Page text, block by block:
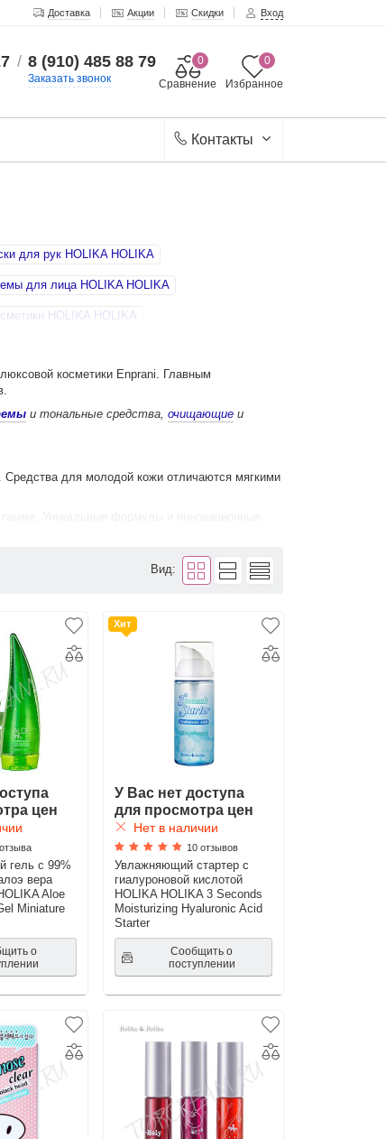
Доставка Акции Скидки Вход
/ 8 (910) 485 88 79
Заказать звонок Избранное
0
Сравнение
0
Контакты
для рук HOLIKA HOLIKA
для лица HOLIKA HOLIKA
HOLIKA HOLIKA
HOLIKA HOLIKA
косметики Enprani. Главным
и тональные средства,очищающие и
для молодой кожи отличаются мягкими
с доставкой по Москве и Московской
Вид:
цен
гель с 99%
вера
Aloe
Miniature
о
Хит
У Вас нет доступа
для просмотра цен
Нет в наличии
10 отзывов
Увлажняющий стартер с
гиалуроновой кислотой
HOLIKA HOLIKA 3 Seconds
Moisturizing Hyaluronic Acid
Starter
Сообщить о
поступлении